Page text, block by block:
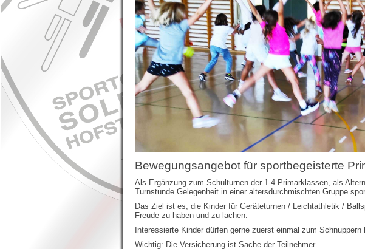
Bewegungsangebot für sportbegeisterte
Als Ergänzung zum Schulturnen der 1-4.Primarklassen, als
Turnstunde Gelegenheit in einer altersdurchmischten Gruppe
Das Ziel ist es, die Kinder für Geräteturnen / Leichtathletik /
Freude zu haben und zu lachen.
Interessierte Kinder dürfen gerne zuerst einmal zum Schnuppern
Wichtig: Die Versicherung ist Sache der Teilnehmer.